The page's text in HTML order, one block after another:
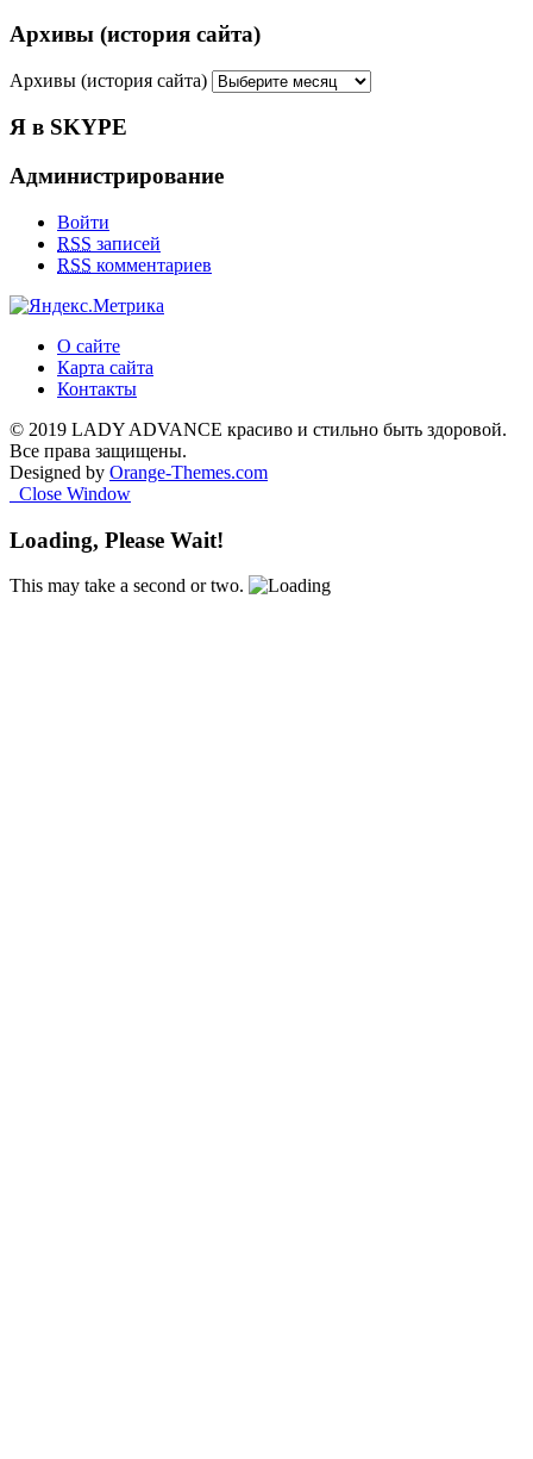
Архивы (история сайта)
Архивы (история сайта)
Я в SKYPE
Администрирование
Войти
RSS записей
RSS комментариев
О сайте
Карта сайта
Контакты
© 2019 LADY ADVANCE красиво и стильно быть здоровой.
Все права защищены.
Designed by Orange-Themes.com
Close Window
Loading, Please Wait!
This may take a second or two.